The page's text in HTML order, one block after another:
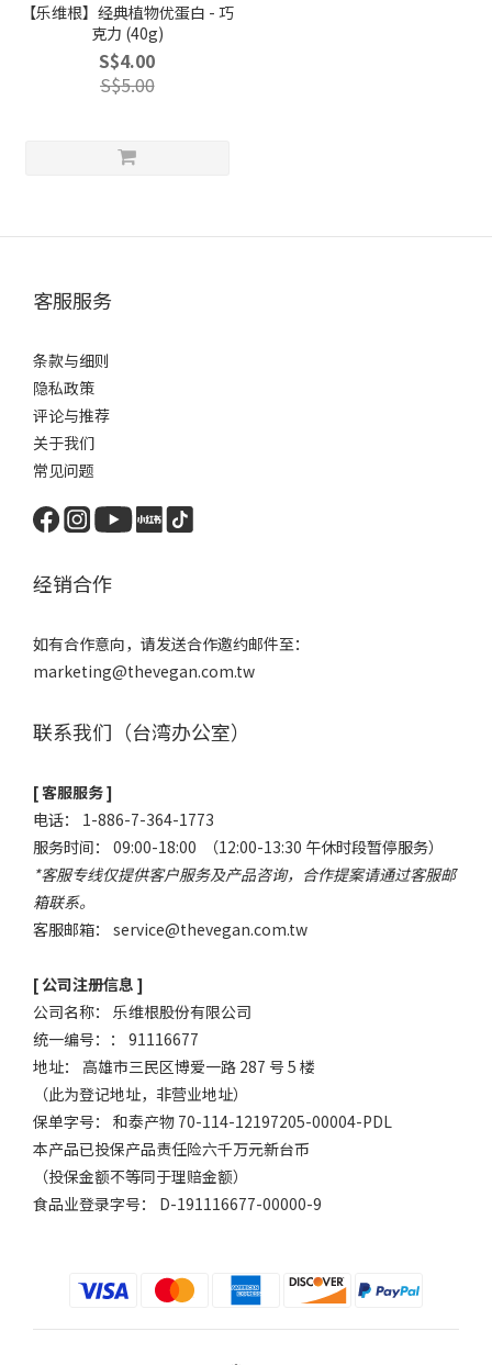
【乐维根】经典植物优蛋白 - 巧
克力 (40g)
S$4.00
S$5.00
客服服务
条款与细则
隐私政策
评论与推荐
关于我们
常见问题
经销合作
如有合作意向，请发送合作邀约邮件至：
marketing@thevegan.com.tw
联系我们（台湾办公室）
[ 客服服务 ]
电话： 1-886-7-364-1773
服务时间： 09:00-18:00 （12:00-13:30 午休时段暂停服务）
*客服专线仅提供客户服务及产品咨询，合作提案请通过客服邮
箱联系。
客服邮箱： service@thevegan.com.tw
[ 公司注册信息 ]
公司名称： 乐维根股份有限公司
统一编号：： 91116677
地址： 高雄市三民区博爱一路 287 号 5 楼
（此为登记地址，非营业地址）
保单字号： 和泰产物 70-114-12197205-00004-PDL
本产品已投保产品责任险六千万元新台币
（投保金额不等同于理赔金额）
食品业登录字号： D-191116677-00000-9